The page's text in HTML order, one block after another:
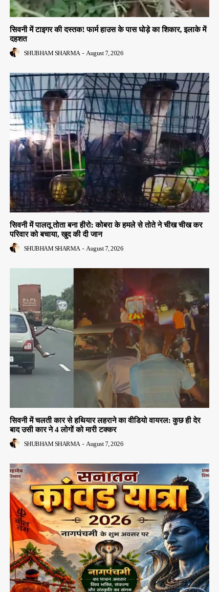
सिवनी में टाइगर की दस्तक! फार्म हाउस के पास घोड़े का शिकार, इलाके में
दहशत
SHUBHAM SHARMA - August 7, 2026
सिवनी में पालतू तोता बना हीरो: कोबरा के हमले से तोते ने चीख चीख कर
परिवार को बचाया, खुद की दी जान
SHUBHAM SHARMA - August 7, 2026
सिवनी में चलती कार से हथियार लहराने का वीडियो वायरल: कुछ ही देर
बाद उसी कार ने 4 लोगों को मारी टक्कर
SHUBHAM SHARMA - August 7, 2026